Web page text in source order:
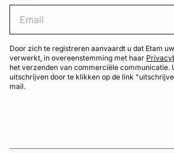
Door zich te registreren aanvaardt u dat Etam
verwerkt, in overeenstemming met haar
het verzenden van commerciële communicatie.
uitschrijven door te klikken op de link
mail.